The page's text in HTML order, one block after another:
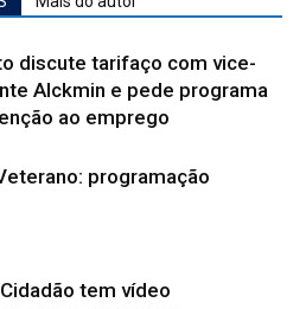
discute tarifaço com vice-
Alckmin e pede programa
ao emprego
programação
tem vídeo